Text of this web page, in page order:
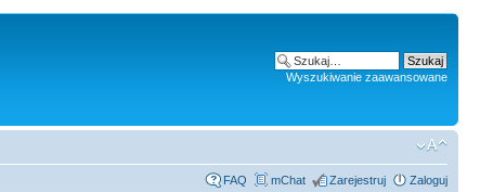
Wyszukiwanie zaawansowane
FAQ mChat Zarejestruj Zaloguj